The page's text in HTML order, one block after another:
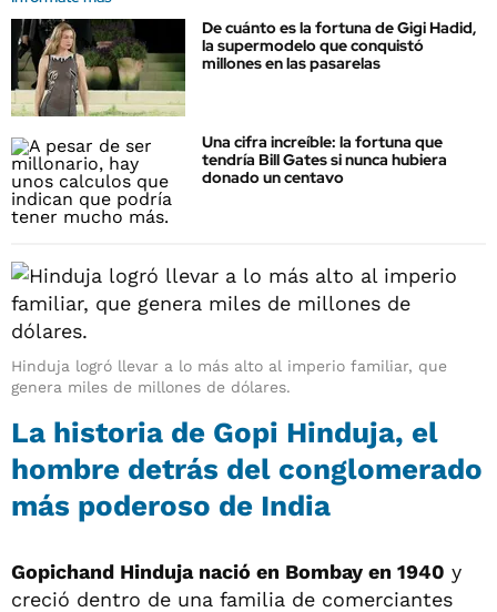
De cuánto es la fortuna de Gigi Hadid,
la supermodelo que conquistó
millones en las pasarelas
Una cifra increíble: la fortuna que
tendría Bill Gates si nunca hubiera
donado un centavo
Hinduja logró llevar a lo más alto al imperio familiar, que
genera miles de millones de dólares.
La historia de Gopi Hinduja, el
hombre detrás del conglomerado
más poderoso de India
Gopichand Hinduja nació en Bombay en 1940 y
creció dentro de una familia de comerciantes